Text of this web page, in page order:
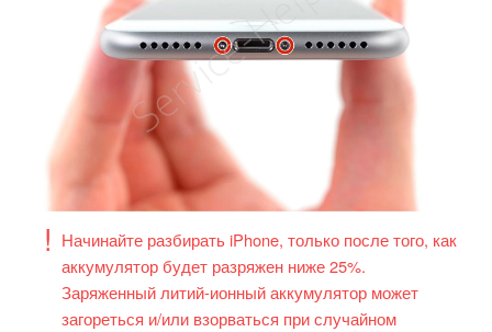
Начинайте разбирать iPhone, только после того, как
аккумулятор будет разряжен ниже 25%.
Заряженный литий-ионный аккумулятор может
загореться и/или взорваться при случайном